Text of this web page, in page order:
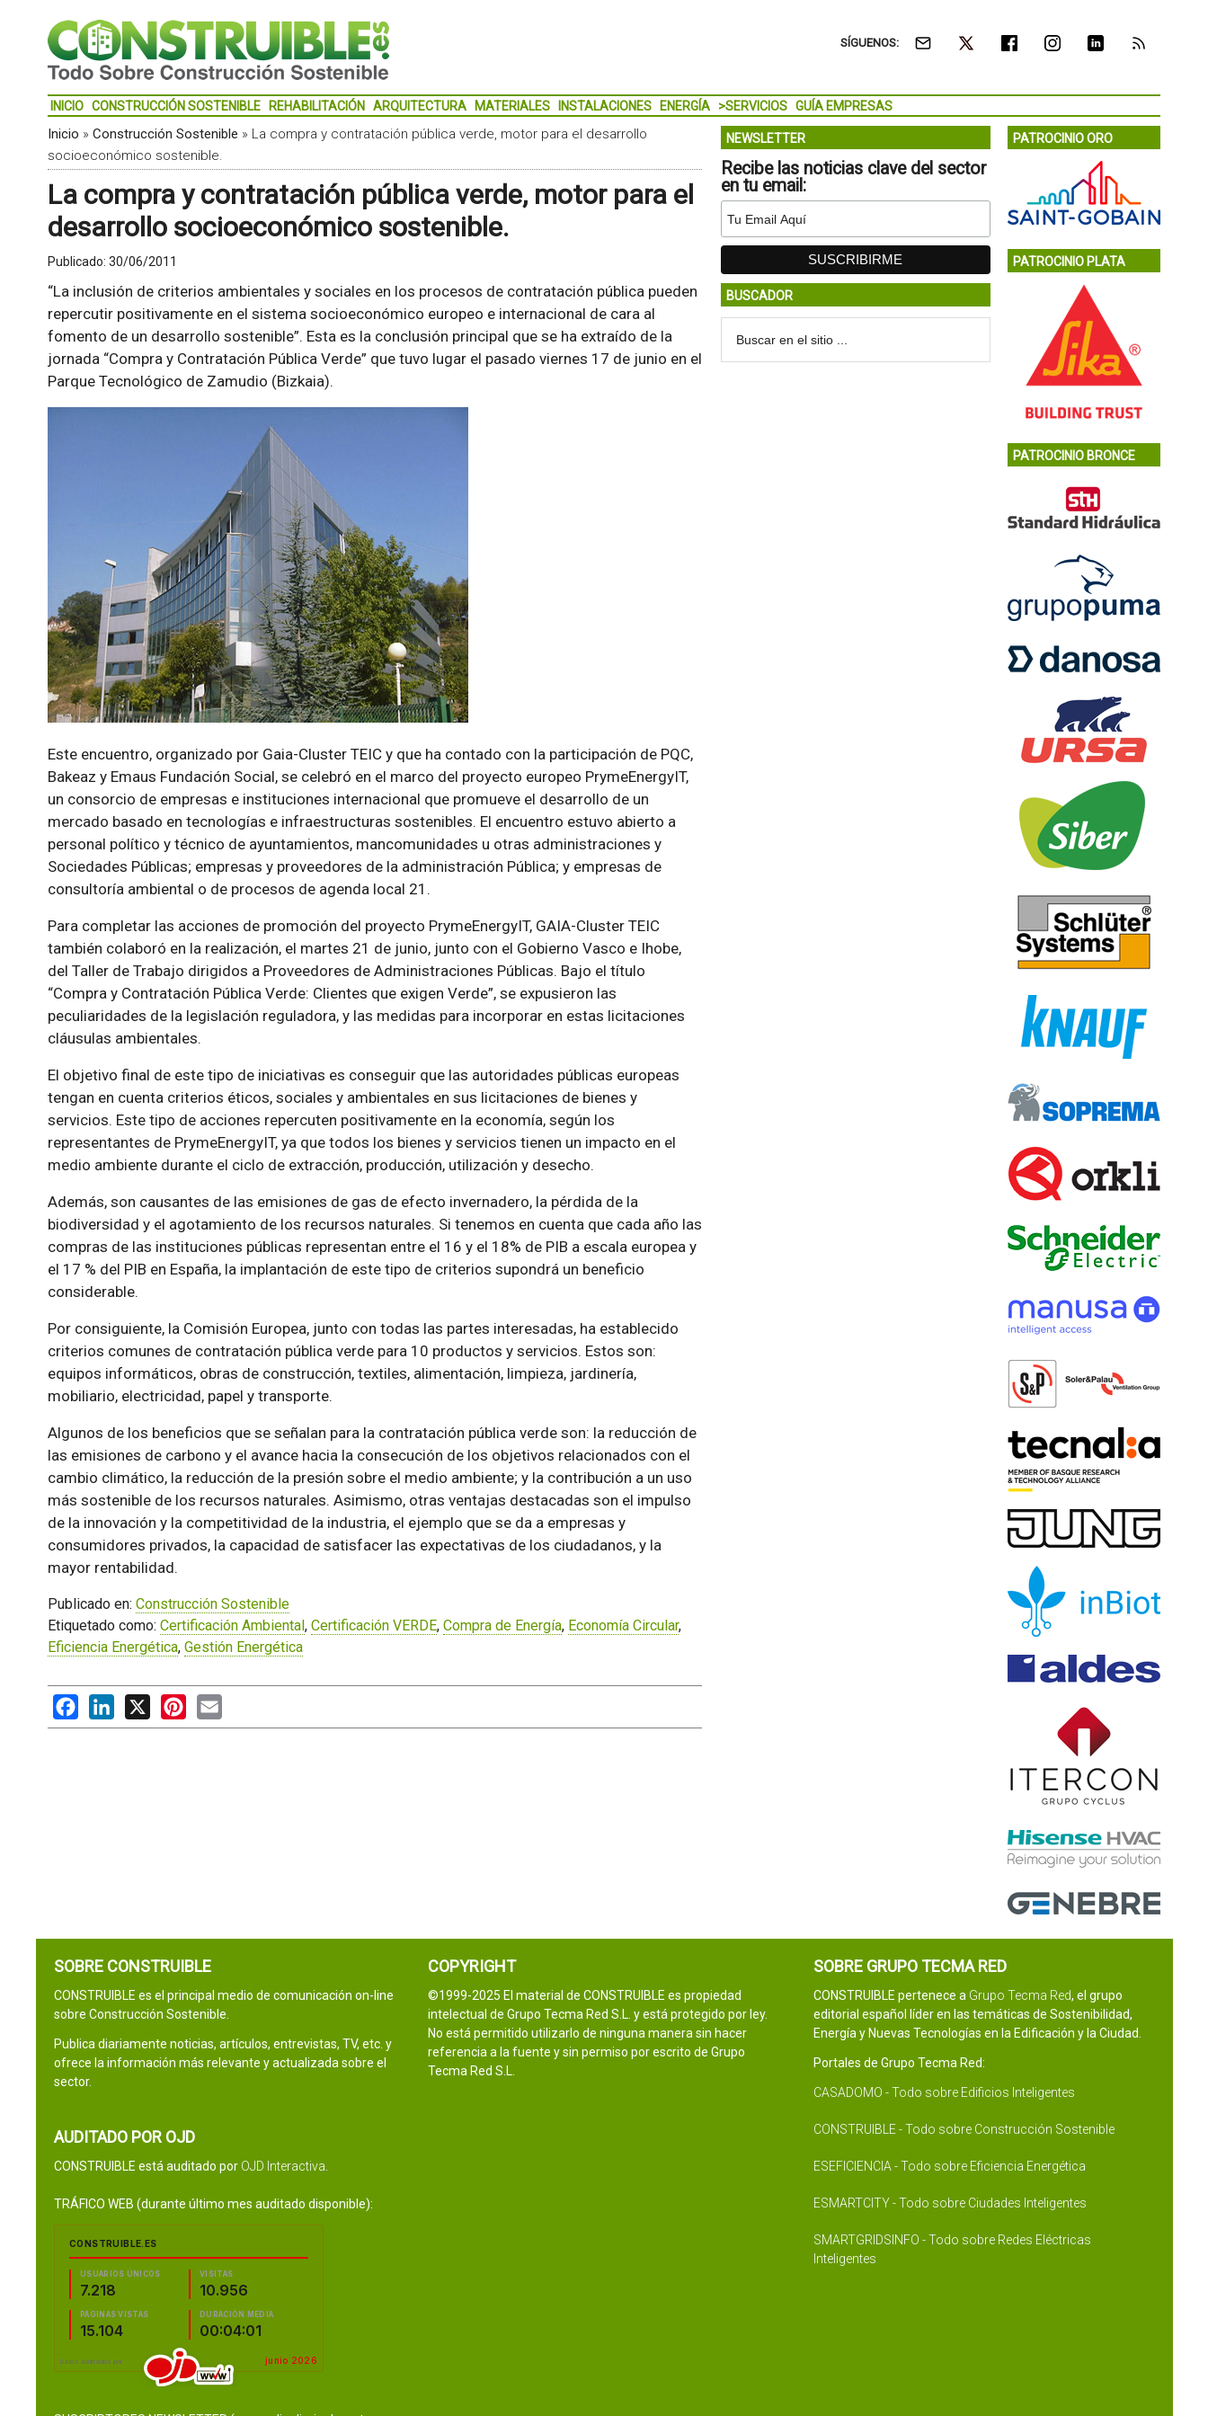
SÍGUENOS:
INICIO CONSTRUCCIÓN SOSTENIBLE REHABILITACIÓN ARQUITECTURA MATERIALES INSTALACIONES ENERGÍA >SERVICIOS GUÍA EMPRESAS
Inicio » Construcción Sostenible » La compra y contratación pública verde, motor para el desarrollo
socioeconómico sostenible.
La compra y contratación pública verde, motor para el
desarrollo socioeconómico sostenible.
Publicado: 30/06/2011
“La inclusión de criterios ambientales y sociales en los procesos de contratación pública pueden
repercutir positivamente en el sistema socioeconómico europeo e internacional de cara al
fomento de un desarrollo sostenible”. Esta es la conclusión principal que se ha extraído de la
jornada “Compra y Contratación Pública Verde” que tuvo lugar el pasado viernes 17 de junio en el
Parque Tecnológico de Zamudio (Bizkaia).
Este encuentro, organizado por Gaia-Cluster TEIC y que ha contado con la participación de PQC,
Bakeaz y Emaus Fundación Social, se celebró en el marco del proyecto europeo PrymeEnergyIT,
un consorcio de empresas e instituciones internacional que promueve el desarrollo de un
mercado basado en tecnologías e infraestructuras sostenibles. El encuentro estuvo abierto a
personal político y técnico de ayuntamientos, mancomunidades u otras administraciones y
Sociedades Públicas; empresas y proveedores de la administración Pública; y empresas de
consultoría ambiental o de procesos de agenda local 21.
Para completar las acciones de promoción del proyecto PrymeEnergyIT, GAIA-Cluster TEIC
también colaboró en la realización, el martes 21 de junio, junto con el Gobierno Vasco e Ihobe,
del Taller de Trabajo dirigidos a Proveedores de Administraciones Públicas. Bajo el título
“Compra y Contratación Pública Verde: Clientes que exigen Verde”, se expusieron las
peculiaridades de la legislación reguladora, y las medidas para incorporar en estas licitaciones
cláusulas ambientales.
El objetivo final de este tipo de iniciativas es conseguir que las autoridades públicas europeas
tengan en cuenta criterios éticos, sociales y ambientales en sus licitaciones de bienes y
servicios. Este tipo de acciones repercuten positivamente en la economía, según los
representantes de PrymeEnergyIT, ya que todos los bienes y servicios tienen un impacto en el
medio ambiente durante el ciclo de extracción, producción, utilización y desecho.
Además, son causantes de las emisiones de gas de efecto invernadero, la pérdida de la
biodiversidad y el agotamiento de los recursos naturales. Si tenemos en cuenta que cada año las
compras de las instituciones públicas representan entre el 16 y el 18% de PIB a escala europea y
el 17 % del PIB en España, la implantación de este tipo de criterios supondrá un beneficio
considerable.
Por consiguiente, la Comisión Europea, junto con todas las partes interesadas, ha establecido
criterios comunes de contratación pública verde para 10 productos y servicios. Estos son:
equipos informáticos, obras de construcción, textiles, alimentación, limpieza, jardinería,
mobiliario, electricidad, papel y transporte.
Algunos de los beneficios que se señalan para la contratación pública verde son: la reducción de
las emisiones de carbono y el avance hacia la consecución de los objetivos relacionados con el
cambio climático, la reducción de la presión sobre el medio ambiente; y la contribución a un uso
más sostenible de los recursos naturales. Asimismo, otras ventajas destacadas son el impulso
de la innovación y la competitividad de la industria, el ejemplo que se da a empresas y
consumidores privados, la capacidad de satisfacer las expectativas de los ciudadanos, y la
mayor rentabilidad.
Publicado en: Construcción Sostenible
Etiquetado como: Certificación Ambiental, Certificación VERDE, Compra de Energía, Economía Circular,
Eficiencia Energética, Gestión Energética
FacebookLinkedIn
X PinterestEmail
NEWSLETTER
Recibe las noticias clave del sector
en tu email:
BUSCADOR
PATROCINIO ORO
PATROCINIO PLATA
PATROCINIO BRONCE
SOBRE CONSTRUIBLE
CONSTRUIBLE es el principal medio de comunicación on-line
sobre Construcción Sostenible.
Publica diariamente noticias, artículos, entrevistas, TV, etc. y
ofrece la información más relevante y actualizada sobre el
sector.
AUDITADO POR OJD
CONSTRUIBLE está auditado por OJD Interactiva
TRÁFICO WEB (durante último mes auditado disponible):
COPYRIGHT
©1999-2025 El material de CONSTRUIBLE es propiedad
intelectual de Grupo Tecma Red S.L. y está protegido por ley.
No está permitido utilizarlo de ninguna manera sin hacer
referencia a la fuente y sin permiso por escrito de Grupo
Tecma Red S.L.
SOBRE GRUPO TECMA RED
CONSTRUIBLE pertenece a Grupo Tecma Red, el grupo
editorial español líder en las temáticas de Sostenibilidad,
Energía y Nuevas Tecnologías en la Edificación y la Ciudad.
Portales de Grupo Tecma Red:
CASADOMO - Todo sobre Edificios Inteligentes
CONSTRUIBLE - Todo sobre Construcción Sostenible
ESEFICIENCIA - Todo sobre Eficiencia Energética
ESMARTCITY - Todo sobre Ciudades Inteligentes
SMARTGRIDSINFO - Todo sobre Redes Eléctricas
Inteligentes